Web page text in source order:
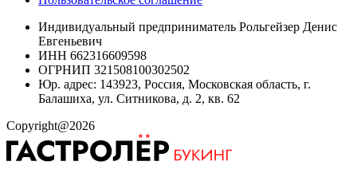
Индивидуальный предприниматель Рольгейзер Денис
Евгеньевич
ИНН 662316609598
ОГРНИП 321508100302502
Юр. адрес: 143923, Россия, Московская область, г.
Балашиха, ул. Ситникова, д. 2, кв. 62
Copyright@2026